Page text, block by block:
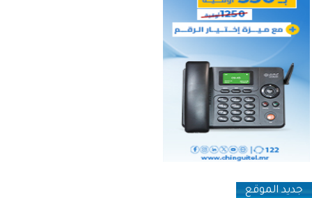
جديد الموقع